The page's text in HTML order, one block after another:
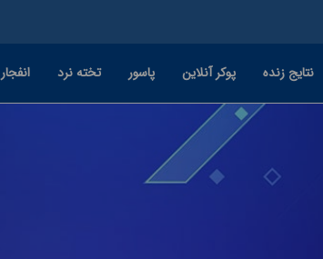
نتایج زنده پوکر آنلاین پاسور تخته نرد